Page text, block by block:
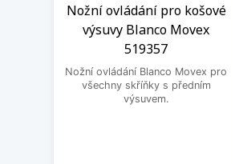
Nožní ovládání pro košové
výsuvy Blanco Movex
519357
Nožní ovládání Blanco Movex pro
všechny skříňky s předním
výsuvem.